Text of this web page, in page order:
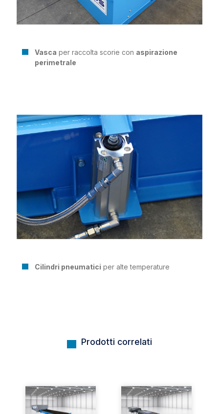
Vasca per raccolta scorie con aspirazione
perimetrale
Cilindri pneumatici per alte temperature
Prodotti correlati